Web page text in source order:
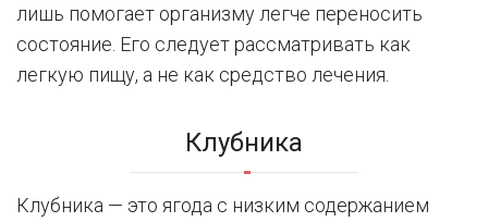
лишь помогает организму легче переносить
состояние. Его следует рассматривать как
легкую пищу, а не как средство лечения.
Клубника
Клубника — это ягода с низким содержанием